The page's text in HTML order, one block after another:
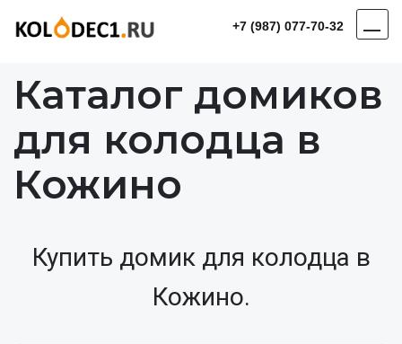
+7 (987) 077-70-32
Каталог домиков
для колодца в
Кожино
Купить домик для колодца в
Кожино.